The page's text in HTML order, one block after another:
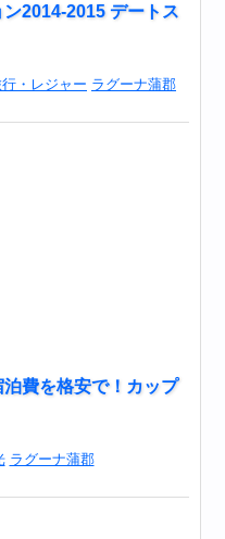
2014-2015 デートス
・レジャー ラグーナ蒲郡
費を格安で！カップ
ラグーナ蒲郡